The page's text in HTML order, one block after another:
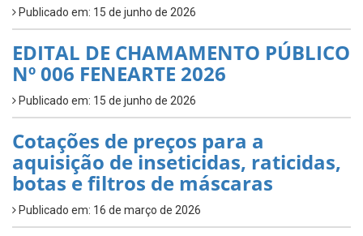
Publicado em: 15 de junho de 2026
EDITAL DE CHAMAMENTO PÚBLICO
Nº 006 FENEARTE 2026
Publicado em: 15 de junho de 2026
Cotações de preços para a
aquisição de inseticidas, raticidas,
botas e filtros de máscaras
Publicado em: 16 de março de 2026